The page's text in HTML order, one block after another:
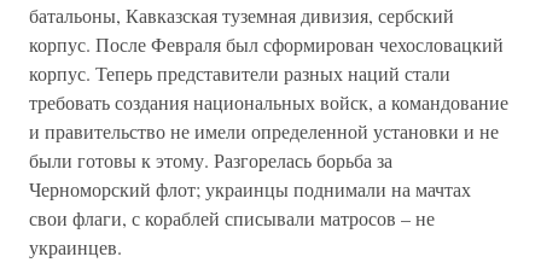
батальоны, Кавказская туземная дивизия, сербский
корпус. После Февраля был сформирован чехословацкий
корпус. Теперь представители разных наций стали
требовать создания национальных войск, а командование
и правительство не имели определенной установки и не
были готовы к этому. Разгорелась борьба за
Черноморский флот; украинцы поднимали на мачтах
свои флаги, с кораблей списывали матросов – не
украинцев.